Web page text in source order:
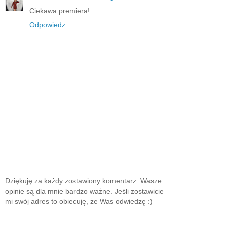
Ciekawa premiera!
Odpowiedz
Dziękuję za każdy zostawiony komentarz. Wasze
opinie są dla mnie bardzo ważne. Jeśli zostawicie
mi swój adres to obiecuję, że Was odwiedzę :)